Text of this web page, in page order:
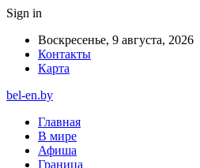
Sign in
Воскресенье, 9 августа, 2026
Контакты
Карта
bel-en.by
Главная
В мире
Афиша
Граница